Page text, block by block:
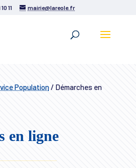
11 mairie@lareole.fr
Population/Démarches en
en ligne